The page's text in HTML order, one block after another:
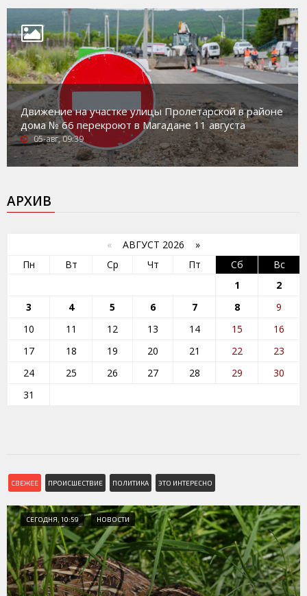
Движение на участке улицы Пролетарской в районе
дома № 66 перекроют в Магадане 11 августа
05-авг, 09:39
АРХИВ
« АВГУСТ 2026 »
Пн
Вт Ср Чт Пт Сб
Вс
1
2
3
4 5 6 7 8
9
10
11 12 13 14 15
16
17
18 19 20 21 22
23
24
25 26 27 28 29
30
31
СВЕЖЕЕ ПРОИСШЕСТВИЕ ПОЛИТИКА ЭТО ИНТЕРЕСНО
СЕГОДНЯ, 10:59 НОВОСТИ